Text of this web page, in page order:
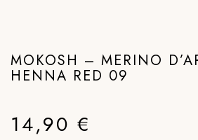
MOKOSH – MERINO
HENNA RED 09
14,90 €